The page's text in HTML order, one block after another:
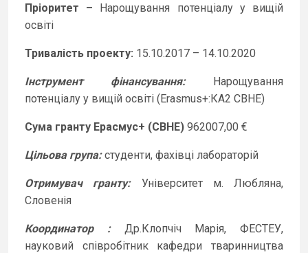
Пріоритет – Нарощування потенціалу у вищій
освіті
Тривалість проекту: 15.10.2017 – 14.10.2020
Інструмент фінансування:Нарощування
потенціалу у вищій освіті (Erasmus+:КА2 CBHE)
Сума гранту Ерасмус+ (CBHE) 962007,00 €
Цільова група:студенти, фахівці лабораторій
Отримувач гранту:Університет м. Любляна,
Словенія
Координатор :Др.Клопчіч Марія, ФЕСТЕУ,
науковий співробітник кафедри тваринництва